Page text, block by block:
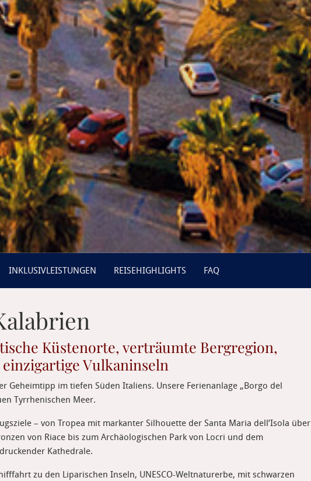
INKLUSIVLEISTUNGEN REISEHIGHLIGHTS FAQ
Küstenorte, verträumte Bergregion,
Vulkaninseln
Geheimtipp im tiefen Süden Italiens. Unsere Ferienanlage „Borgo del
Tyrrhenischen Meer.
– von Tropea mit markanter Silhouette der Santa Maria dell’Isola über
von Riace bis zum Archäologischen Park von Locri und dem
Kathedrale.
zu den Liparischen Inseln, UNESCO-Weltnaturerbe, mit schwarzen